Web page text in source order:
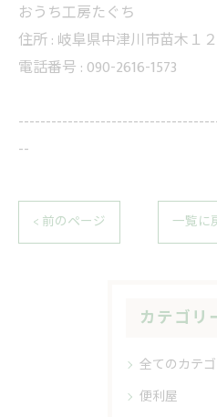
おうち工房たぐち
住所 : 岐阜県中津川市苗木１
電話番号 : 090-2616-1573
--
< 前のページ 一覧に
カテゴリ
全てのカテ
便利屋